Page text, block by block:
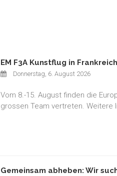
EM F3A Kunstflug in Frankreich
Donnerstag, 6. August 2026
Vom 8.-15. August finden die
grossen Team vertreten. Weitere
Gemeinsam abheben: Wir